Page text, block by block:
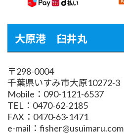
大原港 臼井丸
〒298-0004
千葉県いすみ市大原10272-3
Mobile：090-1121-6537
TEL：0470-62-2185
FAX：0470-63-1471
e-mail：fisher@usuimaru.com